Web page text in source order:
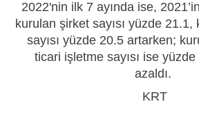
2022'nin ilk 7 ayında ise,
kurulan şirket sayısı yüzde
sayısı yüzde 20.5 artarken;
ticari işletme sayısı ise
azaldı.
KRT